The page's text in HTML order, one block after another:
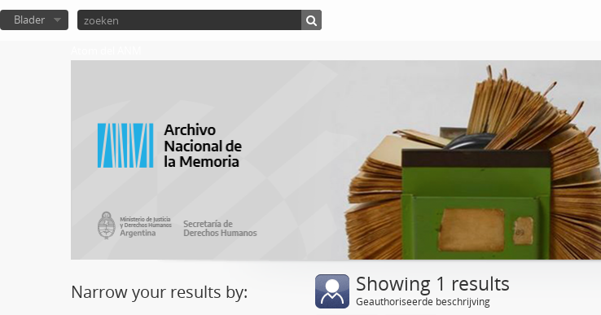
Blader
Narrow your results by:
Showing 1 results
Geauthoriseerde beschrijving